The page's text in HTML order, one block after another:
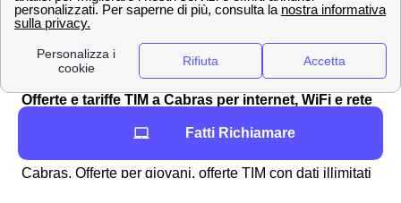
Ma ci sono innumerevoli altri prodotti e servizi che potrai
trovare dopo aver sottoscritto il tuo
abbonamento TIM
tramite l'app apposito.
Offerte e tariffe TIM a Cabras per internet, WiFi e rete
Cabras. Offerte per giovani, offerte TIM con dati illimitati
Fatti Richiamare